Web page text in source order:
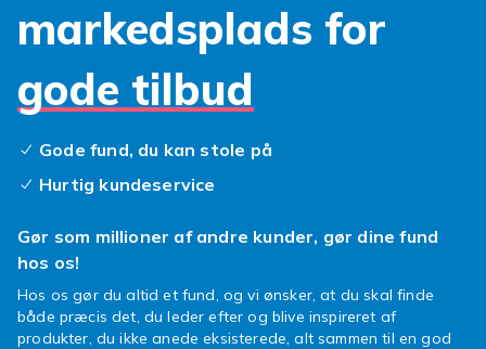
markedsplads for
gode tilbud
Gode fund, du kan stole på
Hurtig kundeservice
Gør som millioner af andre kunder, gør dine fund
hos os!
Hos os gør du altid et fund, og vi ønsker, at du skal finde
både præcis det, du leder efter og blive inspireret af
produkter, du ikke anede eksisterede, alt sammen til en god